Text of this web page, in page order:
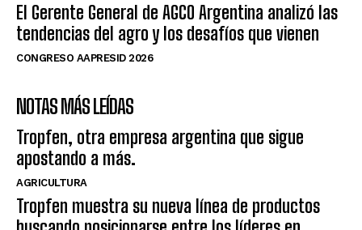
El Gerente General de AGCO Argentina analizó las
tendencias del agro y los desafíos que vienen
CONGRESO AAPRESID 2026
NOTAS MÁS LEÍDAS
Tropfen, otra empresa argentina que sigue
apostando a más.
AGRICULTURA
Tropfen muestra su nueva línea de productos